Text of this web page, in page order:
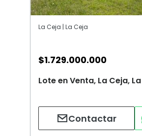
La Ceja | La Ceja
$1.729.000.000
Lote en Venta, La Ceja,
Contactar